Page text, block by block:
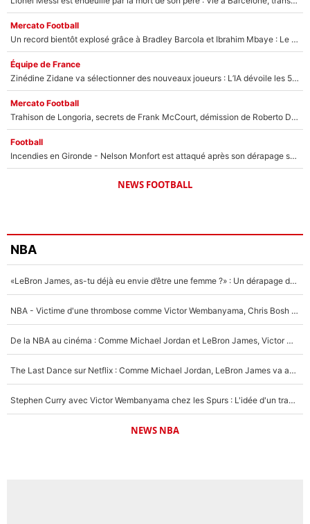
Mercato Football
Un record bientôt explosé grâce à Bradley Barcola et Ibrahim Mbaye : Le PSG sur le point de réaliser un mercato historique ?
Équipe de France
Zinédine Zidane va sélectionner des nouveaux joueurs : L’IA dévoile les 5 cracks qui pourraient rapidement le rejoindre en équipe de France !
Mercato Football
Trahison de Longoria, secrets de Frank McCourt, démission de Roberto De Zerbi : Medhi Benatia se lâche sur son départ de l'OM et fait d'importantes révélations
Football
Incendies en Gironde - Nelson Monfort est attaqué après son dérapage sur CNews : «Et lui, il prend combien pour parler dans un studio climatisé?»
NEWS FOOTBALL
NBA
«LeBron James, as-tu déjà eu envie d’être une femme ?» : Un dérapage de Donald Trump sur la superstar de la NBA refait surface
NBA - Victime d'une thrombose comme Victor Wembanyama, Chris Bosh prévient le Français des risques sur sa santé : «J’ai failli mourir sur le coup et j’ai été ramené à la vie»
De la NBA au cinéma : Comme Michael Jordan et LeBron James, Victor Wembanyama rêve d'une carrière d'acteur !
The Last Dance sur Netflix : Comme Michael Jordan, LeBron James va avoir le droit à sa série !
Stephen Curry avec Victor Wembanyama chez les Spurs : L'idée d'un trade historique est lancée en NBA !
NEWS NBA